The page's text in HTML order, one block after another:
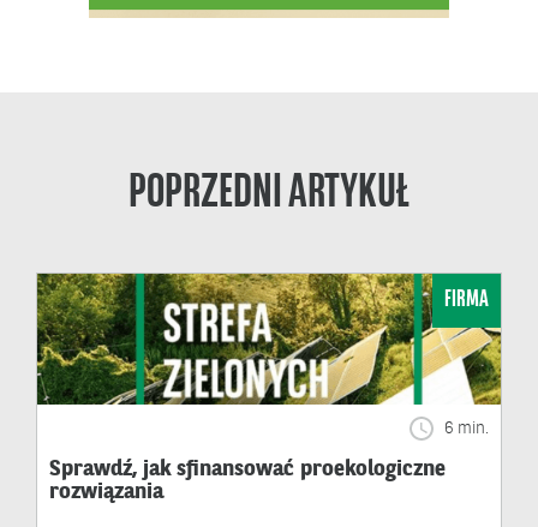
POPRZEDNI ARTYKUŁ
FIRMA
6 min.
Sprawdź, jak sfinansować proekologiczne
rozwiązania